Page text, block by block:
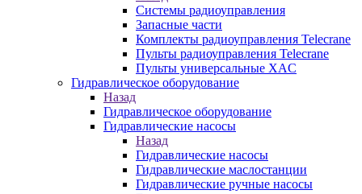
Системы радиоуправления
Запасные части
Комплекты радиоуправления Telecrane
Пульты радиоуправления Telecrane
Пульты универсальные XAC
Гидравлическое оборудование
Назад
Гидравлическое оборудование
Гидравлические насосы
Назад
Гидравлические насосы
Гидравлические маслостанции
Гидравлические ручные насосы